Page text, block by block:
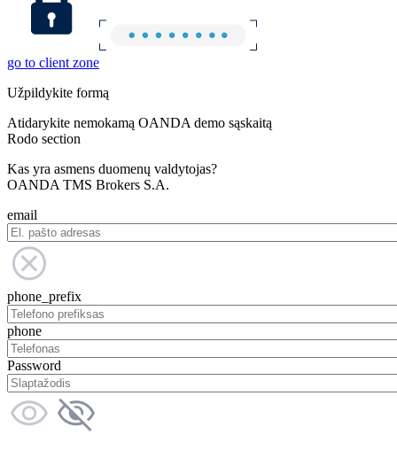
go to client zone
Užpildykite formą
Atidarykite nemokamą OANDA demo sąskaitą
Rodo section
Kas yra asmens duomenų valdytojas?
OANDA TMS Brokers S.A.
email
phone_prefix
phone
Password